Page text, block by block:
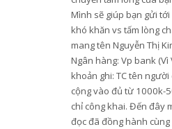
Mình sẽ giúp bạn gửi
khó khăn vs tấm lòng
mang tên Nguyễn Thị
Ngân hàng: Vp bank
khoản ghi: TC tên
cộng vào đủ từ 1000k-
chỉ công khai. Đến đây
đọc đã đồng hành